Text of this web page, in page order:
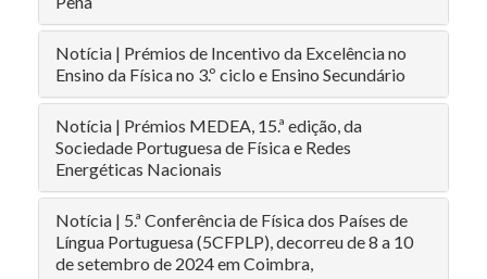
Notícia | Prémios de Incentivo da Excelência no
Ensino da Física no 3.º ciclo e Ensino Secundário
Notícia | Prémios MEDEA, 15.ª edição, da
Sociedade Portuguesa de Física e Redes
Energéticas Nacionais
Notícia | 5.ª Conferência de Física dos Países de
Língua Portuguesa (5CFPLP), decorreu de 8 a 10
de setembro de 2024 em Coimbra,